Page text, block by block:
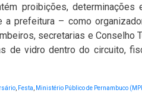
proibições,
a prefeitura – como
secretarias e Conselho
de vidro dentro do circuito,
, Festa Ministério Público de Pernambuco